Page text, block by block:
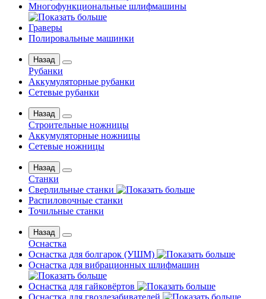
Многофункциональные шлифмашины
Граверы
Полировальные машинки
Назад
Рубанки
Аккумуляторные рубанки
Сетевые рубанки
Назад
Строительные ножницы
Аккумуляторные ножницы
Сетевые ножницы
Назад
Станки
Сверлильные станки
Распиловочные станки
Точильные станки
Назад
Оснастка
Оснастка для болгарок (УШМ)
Оснастка для вибрационных шлифмашин
Оснастка для гайковёртов
Оснастка для гвоздезабивателей